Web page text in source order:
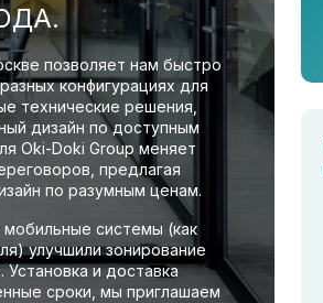
позволяет нам быстро
конфигурациях для
технические решения,
дизайн по доступным
Oki-Doki Group меняет
предлагая
по разумным ценам.
системы (как
улучшили зонирование
и доставка
сроки, мы приглашаем